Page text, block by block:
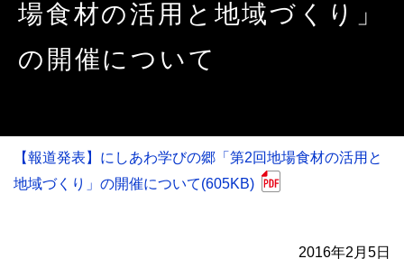
場食材の活用と地域づくり」
の開催について
【報道発表】にしあわ学びの郷「第2回地場食材の活用と
地域づくり」の開催について(605KB)
2016年2月5日